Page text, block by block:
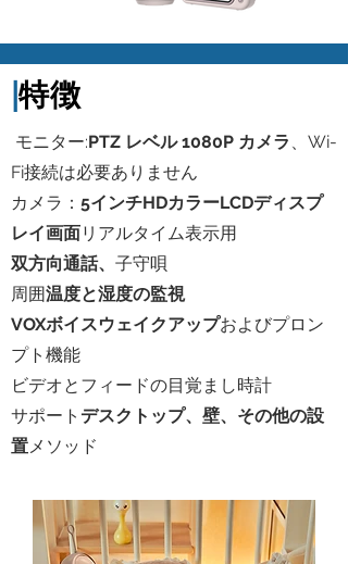
特徴
​ モニター:PTZ レベル 1080P カメラ 、Wi-
Fi接続は必要ありません
カメラ： 5インチHDカラーLCDディスプ
レイ画面リアルタイム表示用
双方向通話、 子守唄
周囲温度と湿度の監視
VOXボイスウェイクアップおよびプロン
プト機能
ビデオとフィードの目覚まし時計
サポート デスクトップ、壁、その他の設
置メソッド